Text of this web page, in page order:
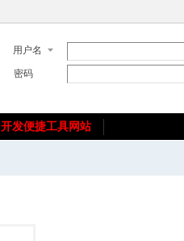
用户名
密码
开发便捷工具网站